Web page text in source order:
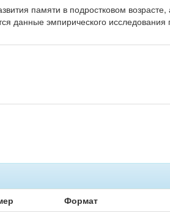
памяти в подростковом
эмпирического исследования
Формат